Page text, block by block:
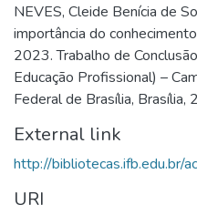
NEVES, Cleide Benícia de
importância do
2023. Trabalho de
Educação Profissional) –
Federal de Brasília, Brasília,
External link
http://bibliotecas.ifb.edu.br/
URI